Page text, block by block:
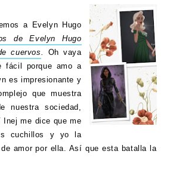
a Evelyn Hugo
de Evelyn Hugo
cuervos. Oh vaya
fácil porque amo a
es impresionante y
que muestra
nuestra sociedad,
me dice que me
cuchillos y yo la
amor por ella. Así que esta batalla la